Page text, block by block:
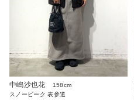
中嶋沙也花
158cm
スノーピーク 表参道